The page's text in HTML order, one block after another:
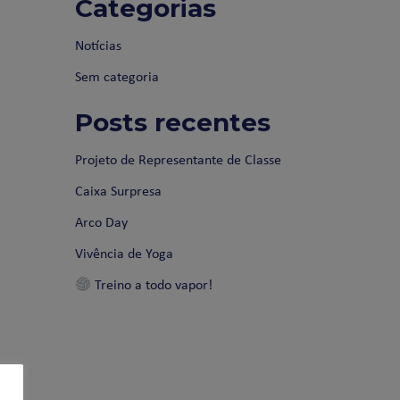
Categorias
Notícias
Sem categoria
Posts recentes
Projeto de Representante de Classe
Caixa Surpresa
Arco Day
Vivência de Yoga
Treino a todo vapor!